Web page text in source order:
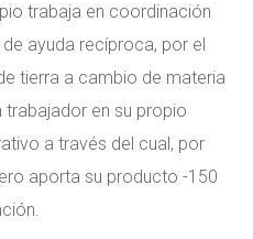
trabaja en coordinación
ayuda recíproca, por el
tierra a cambio de materia
en su propio
a través del cual, por
aporta su producto -150